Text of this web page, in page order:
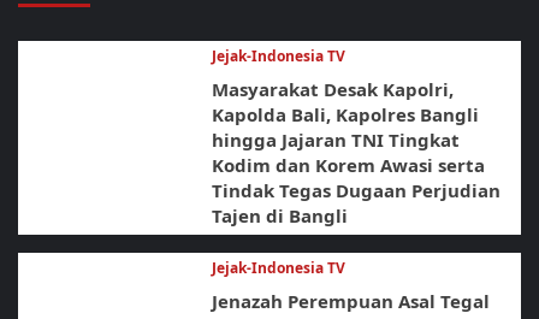
Jejak-Indonesia TV
Masyarakat Desak Kapolri,
Kapolda Bali, Kapolres Bangli
hingga Jajaran TNI Tingkat
Kodim dan Korem Awasi serta
Tindak Tegas Dugaan Perjudian
Tajen di Bangli
Jejak-Indonesia TV
Jenazah Perempuan Asal Tegal